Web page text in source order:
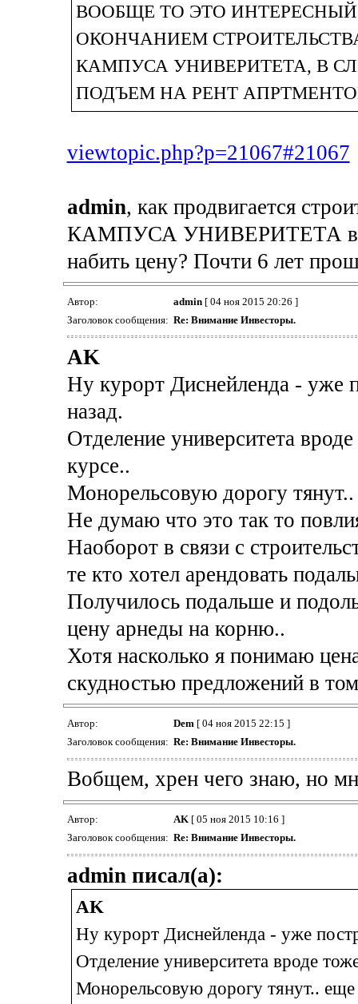
ВООБЩЕ ТО ЭТО
ОКОНЧАНИЕМ
КАМПУСА УНИВЕРИТЕТА, В
ПОДЪЕМ НА РЕНТ
viewtopic.php?p=21067#21067
admin, как продвигается
КАМПУСА УНИВЕРИТЕТА в
набить цену? Почти 6 лет
Автор: admin[ 04 ноя 2015 20:26 ]
Заголовок сообщения: Re: Внимание Инвесторы.
AK
Ну курорт Диснейленда - уже
назад.
Отделение университета
курсе..
Монорельсовую дорогу
Не думаю что это так то
Наоборот в связи с
те кто хотел арендовать
Получилось подальше и
цену арнеды на корню..
Хотя насколько я понимаю
скудностью предложений в
Автор: Dem[ 04 ноя 2015 22:15 ]
Заголовок сообщения: Re: Внимание Инвесторы.
Вобщем, хрен чего знаю, но
Автор: AK[ 05 ноя 2015 10:16 ]
Заголовок сообщения: Re: Внимание Инвесторы.
admin писал(а):
AK
Ну курорт Диснейленда - уже
Отделение университета вроде
Монорельсовую дорогу тянут.. еще